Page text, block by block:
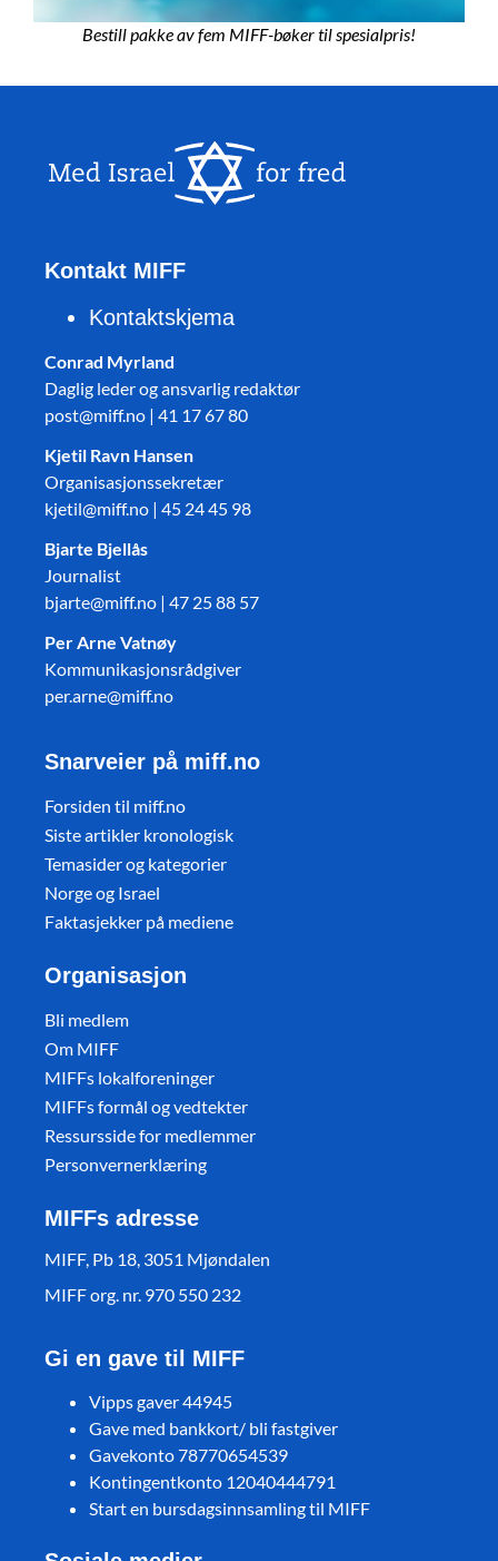
Bestill pakke av fem MIFF-bøker til spesialpris!
Kontakt MIFF
Kontaktskjema
Conrad Myrland
Daglig leder og ansvarlig redaktør
post@miff.no | 41 17 67 80
Kjetil Ravn Hansen
Organisasjonssekretær
kjetil@miff.no | 45 24 45 98
Bjarte Bjellås
Journalist
bjarte@miff.no | 47 25 88 57
Per Arne Vatnøy
Kommunikasjonsrådgiver
per.arne@miff.no
Snarveier på miff.no
Forsiden til miff.no
Siste artikler kronologisk
Temasider og kategorier
Norge og Israel
Faktasjekker på mediene
Organisasjon
Bli medlem
Om MIFF
MIFFs lokalforeninger
MIFFs formål og vedtekter
Ressursside for medlemmer
Personvernerklæring
MIFFs adresse
MIFF, Pb 18, 3051 Mjøndalen
MIFF org. nr. 970 550 232
Gi en gave til MIFF
Vipps gaver 44945
Gave med bankkort/ bli fastgiver
Gavekonto 78770654539
Kontingentkonto 12040444791
Start en bursdagsinnsamling til MIFF